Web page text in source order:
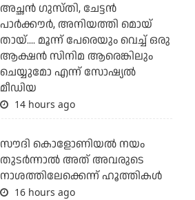
അച്ഛന്‍ ഗുസ്തി, ചേട്ടന്‍
പാര്‍ക്കൗര്‍, അനിയത്തി മൊയ്
തായ്.... മൂന്ന് പേരെയും വെച്ച് ഒരു
ആക്ഷന്‍ സിനിമ ആരെങ്കിലും
ചെയ്യുമോ എന്ന് സോഷ്യല്‍
മീഡിയ
14 hours ago
സൗദി കൊളോണിയല്‍ നയം
തുടര്‍ന്നാല്‍ അത് അവരുടെ
നാശത്തിലേക്കെന്ന് ഹൂത്തികള്‍
16 hours ago